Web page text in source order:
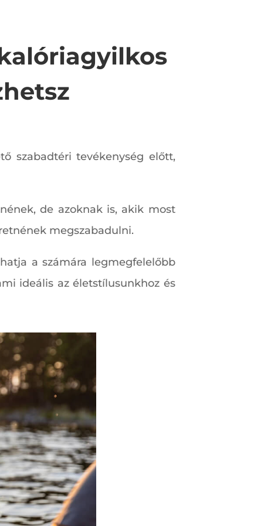
szabadtéri tevékenység előtt,
de azoknak is, akik most
megszabadulni.
a számára legmegfelelőbb
ideális az életstílusunkhoz és